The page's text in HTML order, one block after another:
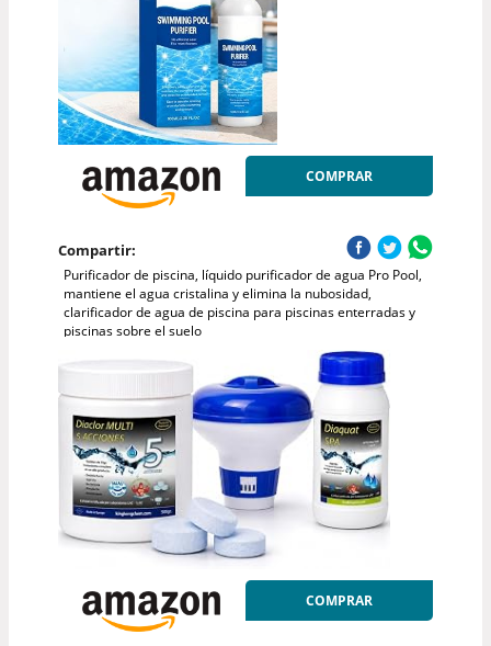
COMPRAR
Compartir:
Purificador de piscina, líquido purificador de agua Pro Pool,
mantiene el agua cristalina y elimina la nubosidad,
clarificador de agua de piscina para piscinas enterradas y
piscinas sobre el suelo
COMPRAR